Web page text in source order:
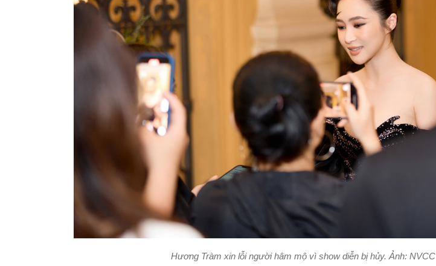
Hương Tràm xin lỗi người hâm mộ vì show diễn bị hủy. Ảnh: NVCC